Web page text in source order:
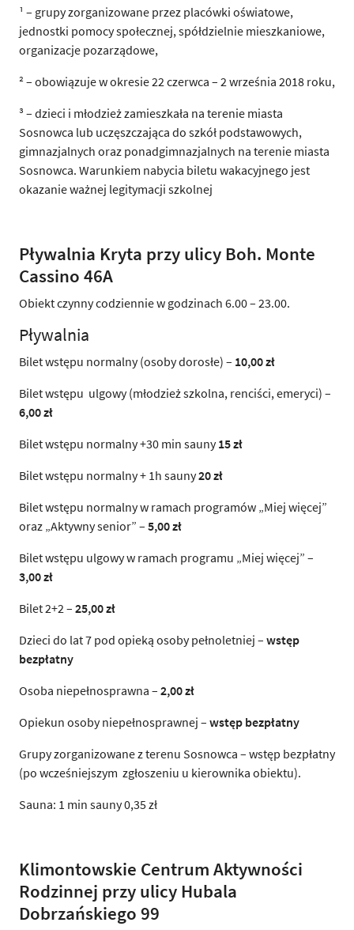
¹ – grupy zorganizowane przez placówki oświatowe,
jednostki pomocy społecznej, spółdzielnie mieszkaniowe,
organizacje pozarządowe,
² – obowiązuje w okresie 22 czerwca – 2 września 2018 roku,
³ – dzieci i młodzież zamieszkała na terenie miasta
Sosnowca lub uczęszczająca do szkół podstawowych,
gimnazjalnych oraz ponadgimnazjalnych na terenie miasta
Sosnowca. Warunkiem nabycia biletu wakacyjnego jest
okazanie ważnej legitymacji szkolnej
Pływalnia Kryta przy ulicy Boh. Monte
Cassino 46A
Obiekt czynny codziennie w godzinach 6.00 – 23.00.
Pływalnia
Bilet wstępu normalny (osoby dorosłe) – 10,00 zł
Bilet wstępu ulgowy (młodzież szkolna, renciści, emeryci) –
6,00 zł
Bilet wstępu normalny +30 min sauny15 zł
Bilet wstępu normalny + 1h sauny20 zł
Bilet wstępu normalny w ramach programów „Miej więcej”
oraz „Aktywny senior” – 5,00 zł
Bilet wstępu ulgowy w ramach programu „Miej więcej” –
3,00 zł
Bilet 2+2 – 25,00 zł
Dzieci do lat 7 pod opieką osoby pełnoletniej – wstęp
bezpłatny
Osoba niepełnosprawna – 2,00 zł
Opiekun osoby niepełnosprawnej – wstęp bezpłatny
Grupy zorganizowane z terenu Sosnowca – wstęp bezpłatny
(po wcześniejszym zgłoszeniu u kierownika obiektu).
Sauna: 1 min sauny 0,35 zł
Klimontowskie Centrum Aktywności
Rodzinnej przy ulicy Hubala
Dobrzańskiego 99